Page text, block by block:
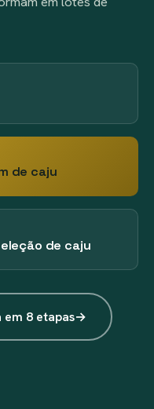
de caju
de caju
8 etapas→